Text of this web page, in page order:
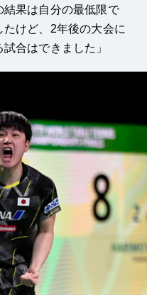
果は自分の最低限で
けど、2年後の大会に
合はできました」